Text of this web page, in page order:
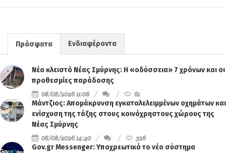
Πρόσφατα Ενδιαφέροντα
Νέο κλειστό Νέας Σμύρνης: Η «οδύσσεια» 7 χρόνων και οι
προθεσμίες παράδοσης
08/08/2026 11:08
61
Μάντζιος: Απομάκρυνση εγκαταλελειμμένων οχημάτων και
ενίσχυση της τάξης στους κοινόχρηστους χώρους της
Νέας Σμύρνης
06/08/2026 14:40
326
Gov.gr Messenger: Υποχρεωτικό το νέο σύστημα